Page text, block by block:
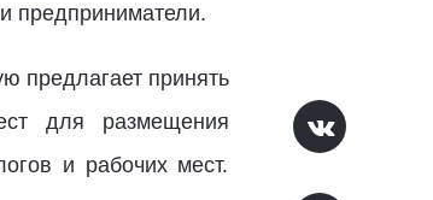
предприниматели.
предлагает принять
для размещения
и рабочих мест.